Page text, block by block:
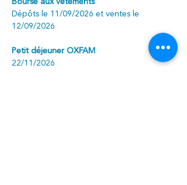
Bourse aux vêtements
Dépôts le 11/09/2026 et ventes le
12/09/2026
Petit déjeuner OXFAM
22/11/2026